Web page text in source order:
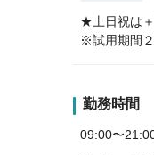
★土日祝は
※試用期間
勤務時間
09:00〜